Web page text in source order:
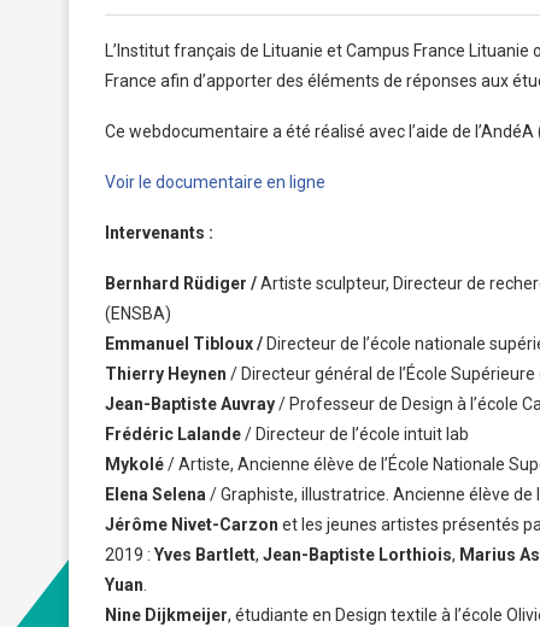
L’Institut français de Lituanie et Campus France
France afin d’apporter des éléments de réponses aux
Ce webdocumentaire a été réalisé avec l’aide de
Voir le documentaire en ligne
Intervenants :
Bernhard Rüdiger /Artiste sculpteur, Directeur de
(ENSBA)
Emmanuel Tibloux / Directeur de l’école nationale
Thierry Heynen / Directeur général de l’École Supérieure
Jean-Baptiste Auvray/ Professeur de Design à l’école
Frédéric Lalande/ Directeur de l’école intuit lab
Mykolé/ Artiste, Ancienne élève de l’École Nationale
Elena Selena / Graphiste, illustratrice. Ancienne élève de
Jérôme Nivet-Carzon et les jeunes artistes présentés
2019 : Yves Bartlett, Jean-Baptiste Lorthiois, Marius
Yuan
Nine Dijkmeijer, étudiante en Design textile à l’école